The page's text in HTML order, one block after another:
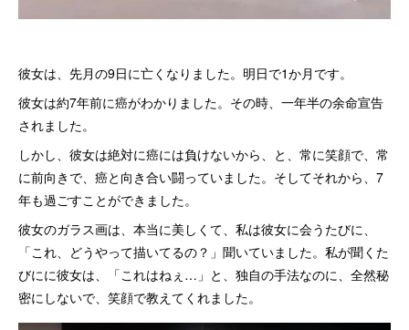
彼女は、先月の9日に亡くなりました。明日で1か月です。
彼女は約7年前に癌がわかりました。その時、一年半の余命宣告
されました。
しかし、彼女は絶対に癌には負けないから、と、常に笑顔で、常
に前向きで、癌と向き合い闘っていました。そしてそれから、7
年も過ごすことができました。
彼女のガラス画は、本当に美しくて、私は彼女に会うたびに、
「これ、どうやって描いてるの？」聞いていました。私が聞くた
びにに彼女は、「これはねぇ…」と、独自の手法なのに、全然秘
密にしないで、笑顔で教えてくれました。